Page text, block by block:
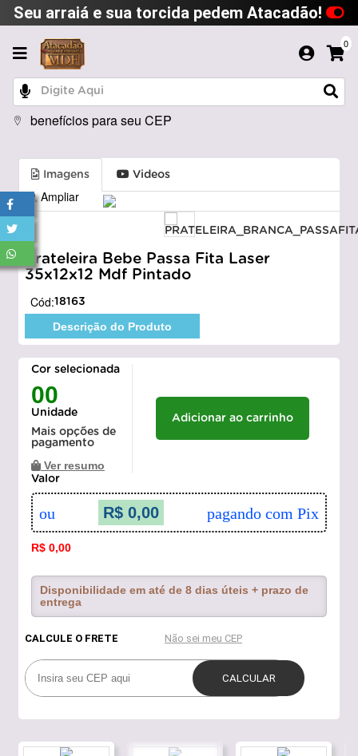
Seu arraiá e sua torcida pedem Atacadão!
0
benefícios para seu CEP
Imagens Videos
Ampliar
Prateleira Bebe Passa Fita Laser
35x12x12 Mdf Pintado
Cód:18163
Descrição do Produto
Cor selecionada
00
Unidade
Mais opções de
pagamento
Ver resumo
Adicionar ao carrinho
Valor
ou R$ 0,00 pagando com Pix
R$ 0,00
Disponibilidade em até de 8 dias úteis + prazo de
entrega